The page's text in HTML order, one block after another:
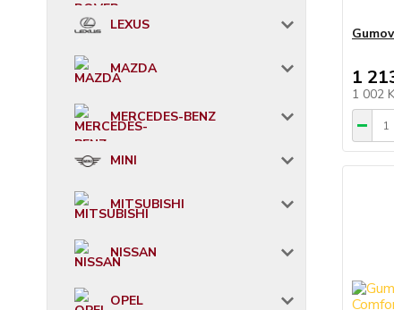
LEXUS
MAZDA
MERCEDES-BENZ
MINI
MITSUBISHI
NISSAN
OPEL
1
1 002